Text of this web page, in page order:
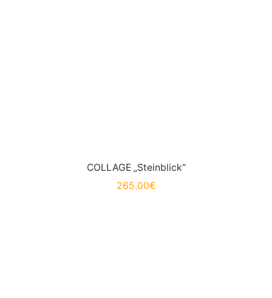
COLLAGE „Steinblick“
265.00€